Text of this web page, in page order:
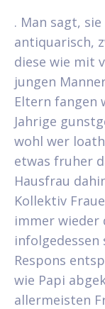
. Man sagt,
antiquarisch,
diese wie mit
jungen
Eltern fangen
Jahrige
wohl wer
etwas fruher
Hausfrau
Kollektiv
immer wieder
Respons
wie Papi
allermeisten